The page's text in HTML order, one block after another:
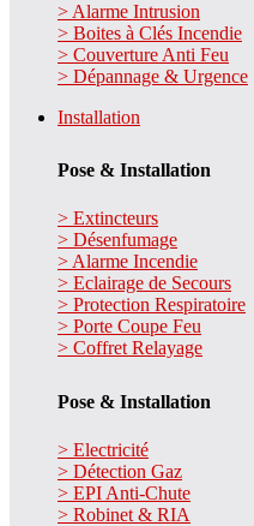
> Alarme Intrusion
> Boites à Clés Incendie
> Couverture Anti Feu
> Dépannage & Urgence
Installation
Pose & Installation
> Extincteurs
> Désenfumage
> Alarme Incendie
> Eclairage de Secours
> Protection Respiratoire
> Porte Coupe Feu
> Coffret Relayage
Pose & Installation
> Electricité
> Détection Gaz
> EPI Anti-Chute
> Robinet & RIA